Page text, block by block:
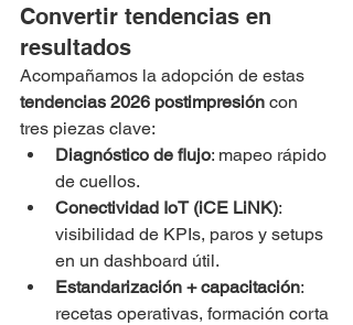
Convertir tendencias en
resultados
Acompañamos la adopción de estas
tendencias 2026 postimpresión con
tres piezas clave:
Diagnóstico de flujo: mapeo rápido
de cuellos.
Conectividad IoT (iCE LiNK):
visibilidad de KPIs, paros y setups
en un dashboard útil.
Estandarización + capacitación:
recetas operativas, formación corta